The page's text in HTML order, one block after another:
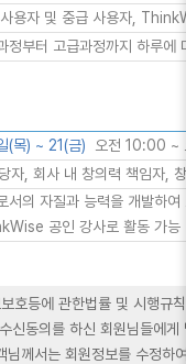
용자 및 중급 사용자,
부터 고급과정까지 하루에
(목) ~ 21(금) 오전 10:00 ~
자, 회사 내 창의력 책임자,
의 자질과 능력을 개발하여
공인 강사로 활동 가능
호등에 관한법률 및 시행규
동의를 하신 회원님들에게
께서는 회원정보를 수정하